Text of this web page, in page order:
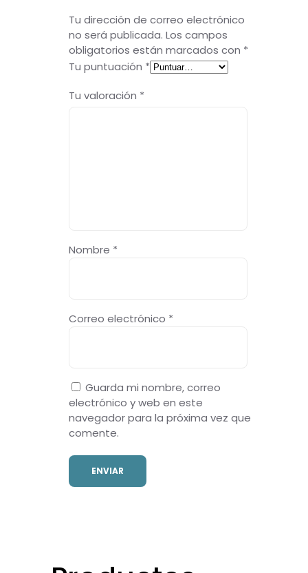
Tu dirección de correo electrónico
no será publicada. Los campos
obligatorios están marcados con *
Tu puntuación *
Tu valoración *
Nombre *
Correo electrónico *
Guarda mi nombre, correo
electrónico y web en este
navegador para la próxima vez que
comente.